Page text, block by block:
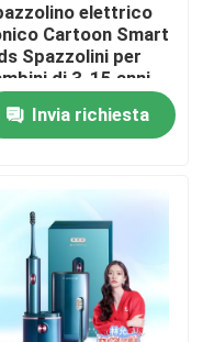
elettrico
Cartoon Smart
Spazzolini per
di 3-15 anni
Invia richiesta